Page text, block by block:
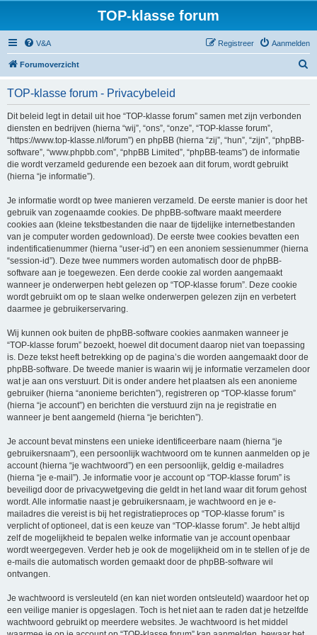
TOP-klasse forum
V&A Aanmelden
Registreer
Forumoverzicht
TOP-klasse forum - Privacybeleid
Dit beleid legt in detail uit hoe “TOP-klasse forum” samen met zijn verbonden
diensten en bedrijven (hierna “wij”, “ons”, “onze”, “TOP-klasse forum”,
“https://www.top-klasse.nl/forum”) en phpBB (hierna “zij”, “hun”, “zijn”, “phpBB-
software”, “www.phpbb.com”, “phpBB Limited”, “phpBB-teams”) de informatie
die wordt verzameld gedurende een bezoek aan dit forum, wordt gebruikt
(hierna “je informatie”).
Je informatie wordt op twee manieren verzameld. De eerste manier is door het
gebruik van zogenaamde cookies. De phpBB-software maakt meerdere
cookies aan (kleine tekstbestanden die naar de tijdelijke internetbestanden
van je computer worden gedownload). De eerste twee cookies bevatten een
indentificatienummer (hierna “user-id”) en een anoniem sessienummer (hierna
“session-id”). Deze twee nummers worden automatisch door de phpBB-
software aan je toegewezen. Een derde cookie zal worden aangemaakt
wanneer je onderwerpen hebt gelezen op “TOP-klasse forum”. Deze cookie
wordt gebruikt om op te slaan welke onderwerpen gelezen zijn en verbetert
daarmee je gebruikerservaring.
Wij kunnen ook buiten de phpBB-software cookies aanmaken wanneer je
“TOP-klasse forum” bezoekt, hoewel dit document daarop niet van toepassing
is. Deze tekst heeft betrekking op de pagina’s die worden aangemaakt door de
phpBB-software. De tweede manier is waarin wij je informatie verzamelen door
wat je aan ons verstuurt. Dit is onder andere het plaatsen als een anonieme
gebruiker (hierna “anonieme berichten”), registreren op “TOP-klasse forum”
(hierna “je account”) en berichten die verstuurd zijn na je registratie en
wanneer je bent aangemeld (hierna “je berichten”).
Je account bevat minstens een unieke identificeerbare naam (hierna “je
gebruikersnaam”), een persoonlijk wachtwoord om te kunnen aanmelden op je
account (hierna “je wachtwoord”) en een persoonlijk, geldig e-mailadres
(hierna “je e-mail”). Je informatie voor je account op “TOP-klasse forum” is
beveiligd door de privacywetgeving die geldt in het land waar dit forum gehost
wordt. Alle informatie naast je gebruikersnaam, je wachtwoord en je e-
mailadres die vereist is bij het registratieproces op “TOP-klasse forum” is
verplicht of optioneel, dat is een keuze van “TOP-klasse forum”. Je hebt altijd
zelf de mogelijkheid te bepalen welke informatie van je account openbaar
wordt weergegeven. Verder heb je ook de mogelijkheid om in te stellen of je de
e-mails die automatisch worden gemaakt door de phpBB-software wil
ontvangen.
Je wachtwoord is versleuteld (en kan niet worden ontsleuteld) waardoor het op
een veilige manier is opgeslagen. Toch is het niet aan te raden dat je hetzelfde
wachtwoord gebruikt op meerdere websites. Je wachtwoord is het middel